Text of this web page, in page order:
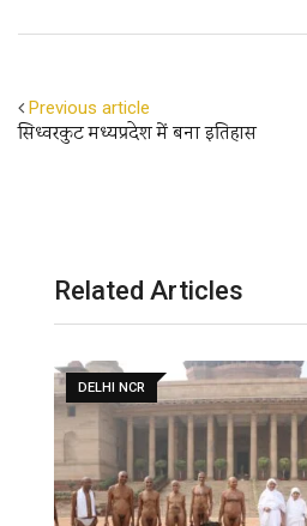
Previous article
सिध्वरकुट मध्यप्रदेश में बना इतिहास
Related Articles
DELHI NCR